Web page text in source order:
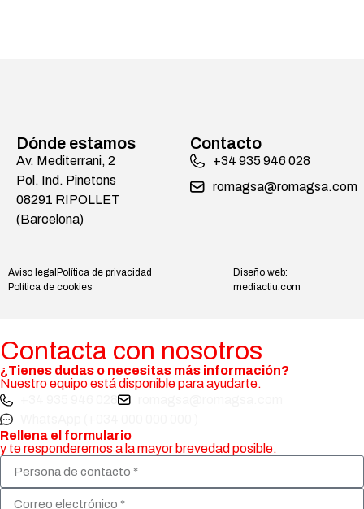
Dónde estamos
Av. Mediterrani, 2
Pol. Ind. Pinetons
08291 RIPOLLET
(Barcelona)
Contacto
+34 935 946 028
romagsa@romagsa.com
Aviso legal Política de privacidad
Política de cookies
Diseño web:
mediactiu.com
Contacta con nosotros
¿Tienes dudas o necesitas más información?
Nuestro equipo está disponible para ayudarte.
Rellena el formulario
y te responderemos a la mayor brevedad posible.